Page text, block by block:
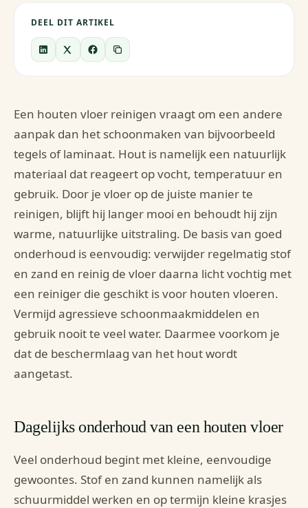
DEEL DIT ARTIKEL
Een houten vloer reinigen vraagt om een andere
aanpak dan het schoonmaken van bijvoorbeeld
tegels of laminaat. Hout is namelijk een natuurlijk
materiaal dat reageert op vocht, temperatuur en
gebruik. Door je vloer op de juiste manier te
reinigen, blijft hij langer mooi en behoudt hij zijn
warme, natuurlijke uitstraling. De basis van goed
onderhoud is eenvoudig: verwijder regelmatig stof
en zand en reinig de vloer daarna licht vochtig met
een reiniger die geschikt is voor houten vloeren.
Vermijd agressieve schoonmaakmiddelen en
gebruik nooit te veel water. Daarmee voorkom je
dat de beschermlaag van het hout wordt
aangetast.
Dagelijks onderhoud van een houten vloer
Veel onderhoud begint met kleine, eenvoudige
gewoontes. Stof en zand kunnen namelijk als
schuurmiddel werken en op termijn kleine krasjes